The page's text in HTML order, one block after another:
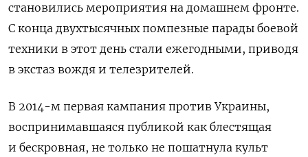
становились мероприятия на домашнем фронте.
С конца двухтысячных помпезные парады боевой
техники в этот день стали ежегодными, приводя
в экстаз вождя и телезрителей.
В 2014-м первая кампания против Украины,
воспринимавшаяся публикой как блестящая
и бескровная, не только не пошатнула культ